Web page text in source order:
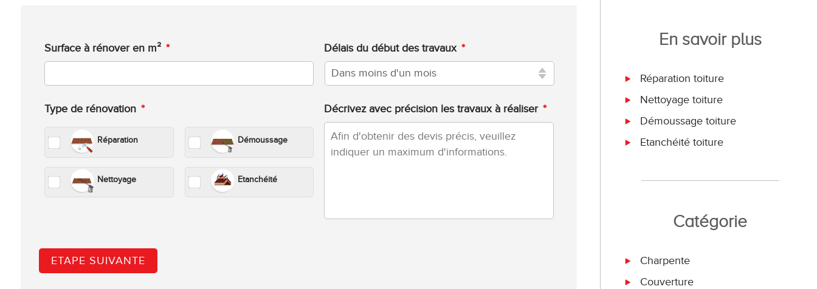
Surface à rénover en m² *
Type de rénovation *
Réparation
Nettoyage
Démoussage
Etanchéité
Délais du début des travaux *
Décrivez avec précision les travaux à réaliser *
En savoir plus
Réparation toiture
Nettoyage toiture
Démoussage toiture
Etanchéité toiture
Catégorie
Charpente
Couverture